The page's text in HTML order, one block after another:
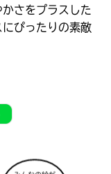
さをプラスした
ぴったりの素敵
みんなの絵が